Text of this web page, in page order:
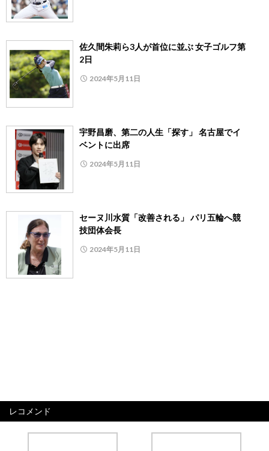
佐久間朱莉ら3人が首位に並ぶ 女子ゴルフ第
2日
2024年5月11日
宇野昌磨、第二の人生「探す」 名古屋でイ
ベントに出席
2024年5月11日
セーヌ川水質「改善される」 パリ五輪へ競
技団体会長
2024年5月11日
レコメンド